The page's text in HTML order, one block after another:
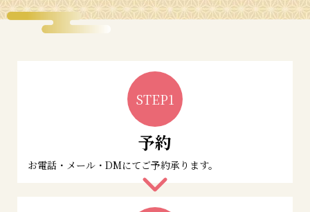
STEP1
予約
お電話・メール・DMにてご予約承ります。